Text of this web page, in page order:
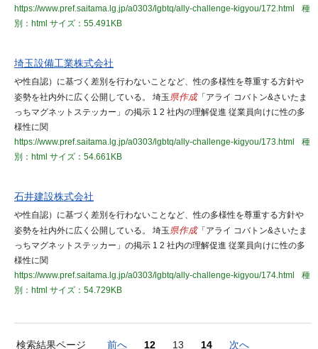
https://www.pref.saitama.lg.jp/a0303/lgbtq/ally-challenge-kigyou/172.html
種
別：html サイズ：55.491KB
埼玉設備工業株式会社
や性自認）に基づく差別を行わないことなど、性の多様性を尊重する方針や
姿勢を社内外に広く公開している。 埼玉県作成「アライ コバトン&さいたま
っちマグネットステッカー」の掲示 1 2 社内の理解促進 従業員向けに性の多
様性に関
https://www.pref.saitama.lg.jp/a0303/lgbtq/ally-challenge-kigyou/173.html
種
別：html サイズ：54.661KB
石井建設株式会社
や性自認）に基づく差別を行わないことなど、性の多様性を尊重する方針や
姿勢を社内外に広く公開している。 埼玉県作成「アライ コバトン&さいたま
っちマグネットステッカー」の掲示 1 2 社内の理解促進 従業員向けに性の多
様性に関
https://www.pref.saitama.lg.jp/a0303/lgbtq/ally-challenge-kigyou/174.html
種
別：html サイズ：54.729KB
検索結果ページ 前へ 12 13 14 次へ